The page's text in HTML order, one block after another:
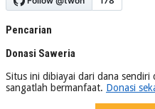
Pencarian
Donasi Saweria
Situs ini dibiayai dari dana
sangatlah bermanfaat. Donasi